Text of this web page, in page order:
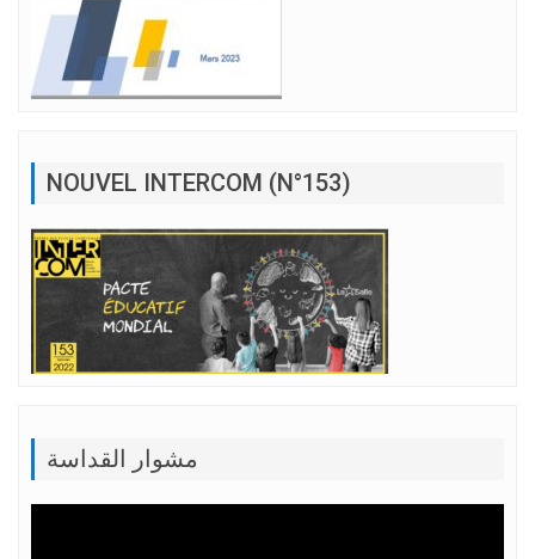
NOUVEL INTERCOM (N°153)
مشوار القداسة